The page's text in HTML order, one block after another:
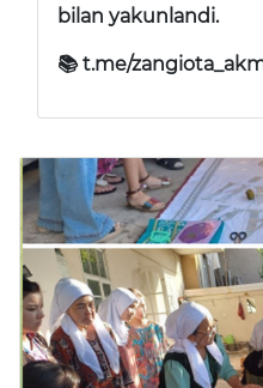
bilan yakunlandi.
📚 t.me/